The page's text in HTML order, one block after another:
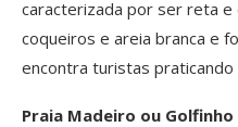
caracterizada por ser reta
coqueiros e areia branca e
encontra turistas praticando
Praia Madeiro ou Golfinho